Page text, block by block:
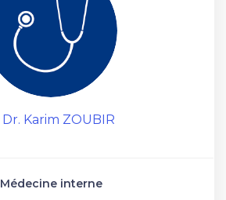
Dr. Karim ZOUBIR
Médecine interne